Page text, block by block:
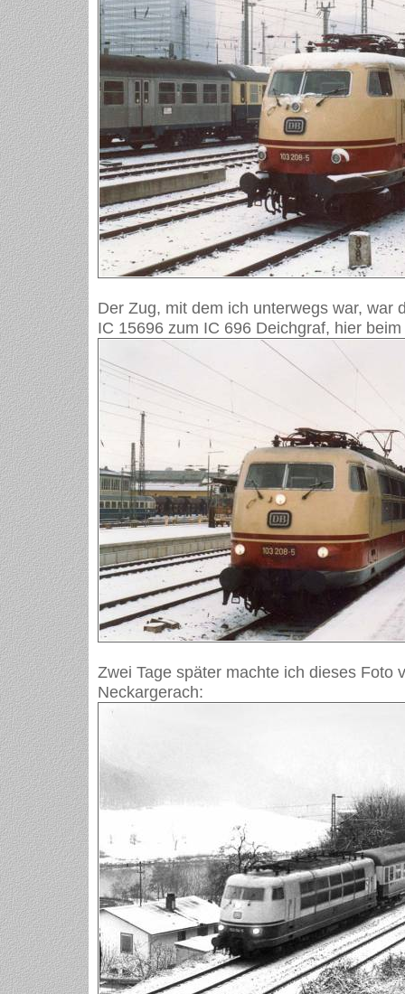
Der Zug, mit dem ich unterwegs war, war
IC 15696 zum IC 696 Deichgraf, hier
Zwei Tage später machte ich dieses Foto
Neckargerach: